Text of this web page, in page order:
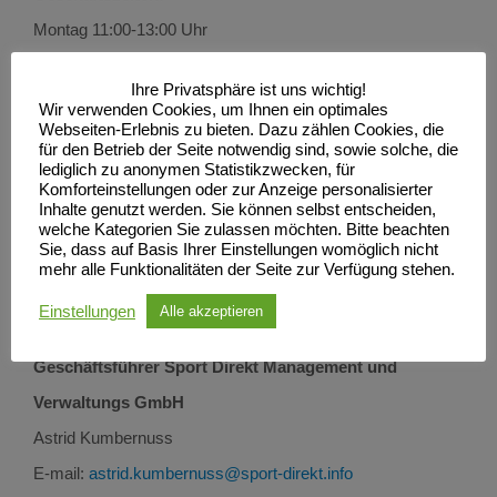
Montag 11:00-13:00 Uhr
Donnerstag 10:00-12:00 Uhr
Finanzen/Buchhaltung
Antje Piahowiak
Telefon: 0395 5665660
Geschäftsführer Sport Direkt Management und
Verwaltungs GmbH
Astrid Kumbernuss
E-mail: astrid.kumbernuss@sport-direkt.info
Ihre Privatsphäre ist uns wichtig!
Wir verwenden Cookies, um Ihnen ein optimales
Webseiten-Erlebnis zu bieten. Dazu zählen Cookies, die
für den Betrieb der Seite notwendig sind, sowie solche, die
lediglich zu anonymen Statistikzwecken, für
Komforteinstellungen oder zur Anzeige personalisierter
Inhalte genutzt werden. Sie können selbst entscheiden,
welche Kategorien Sie zulassen möchten. Bitte beachten
Sie, dass auf Basis Ihrer Einstellungen womöglich nicht
mehr alle Funktionalitäten der Seite zur Verfügung stehen.
Einstellungen Alle akzeptieren